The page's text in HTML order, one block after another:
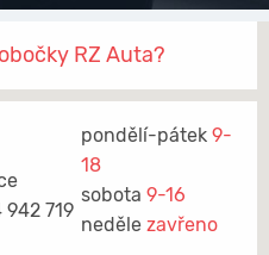
RZ Auta?
942 719
pondělí-pátek 9-
18
sobota 9-16
neděle zavřeno